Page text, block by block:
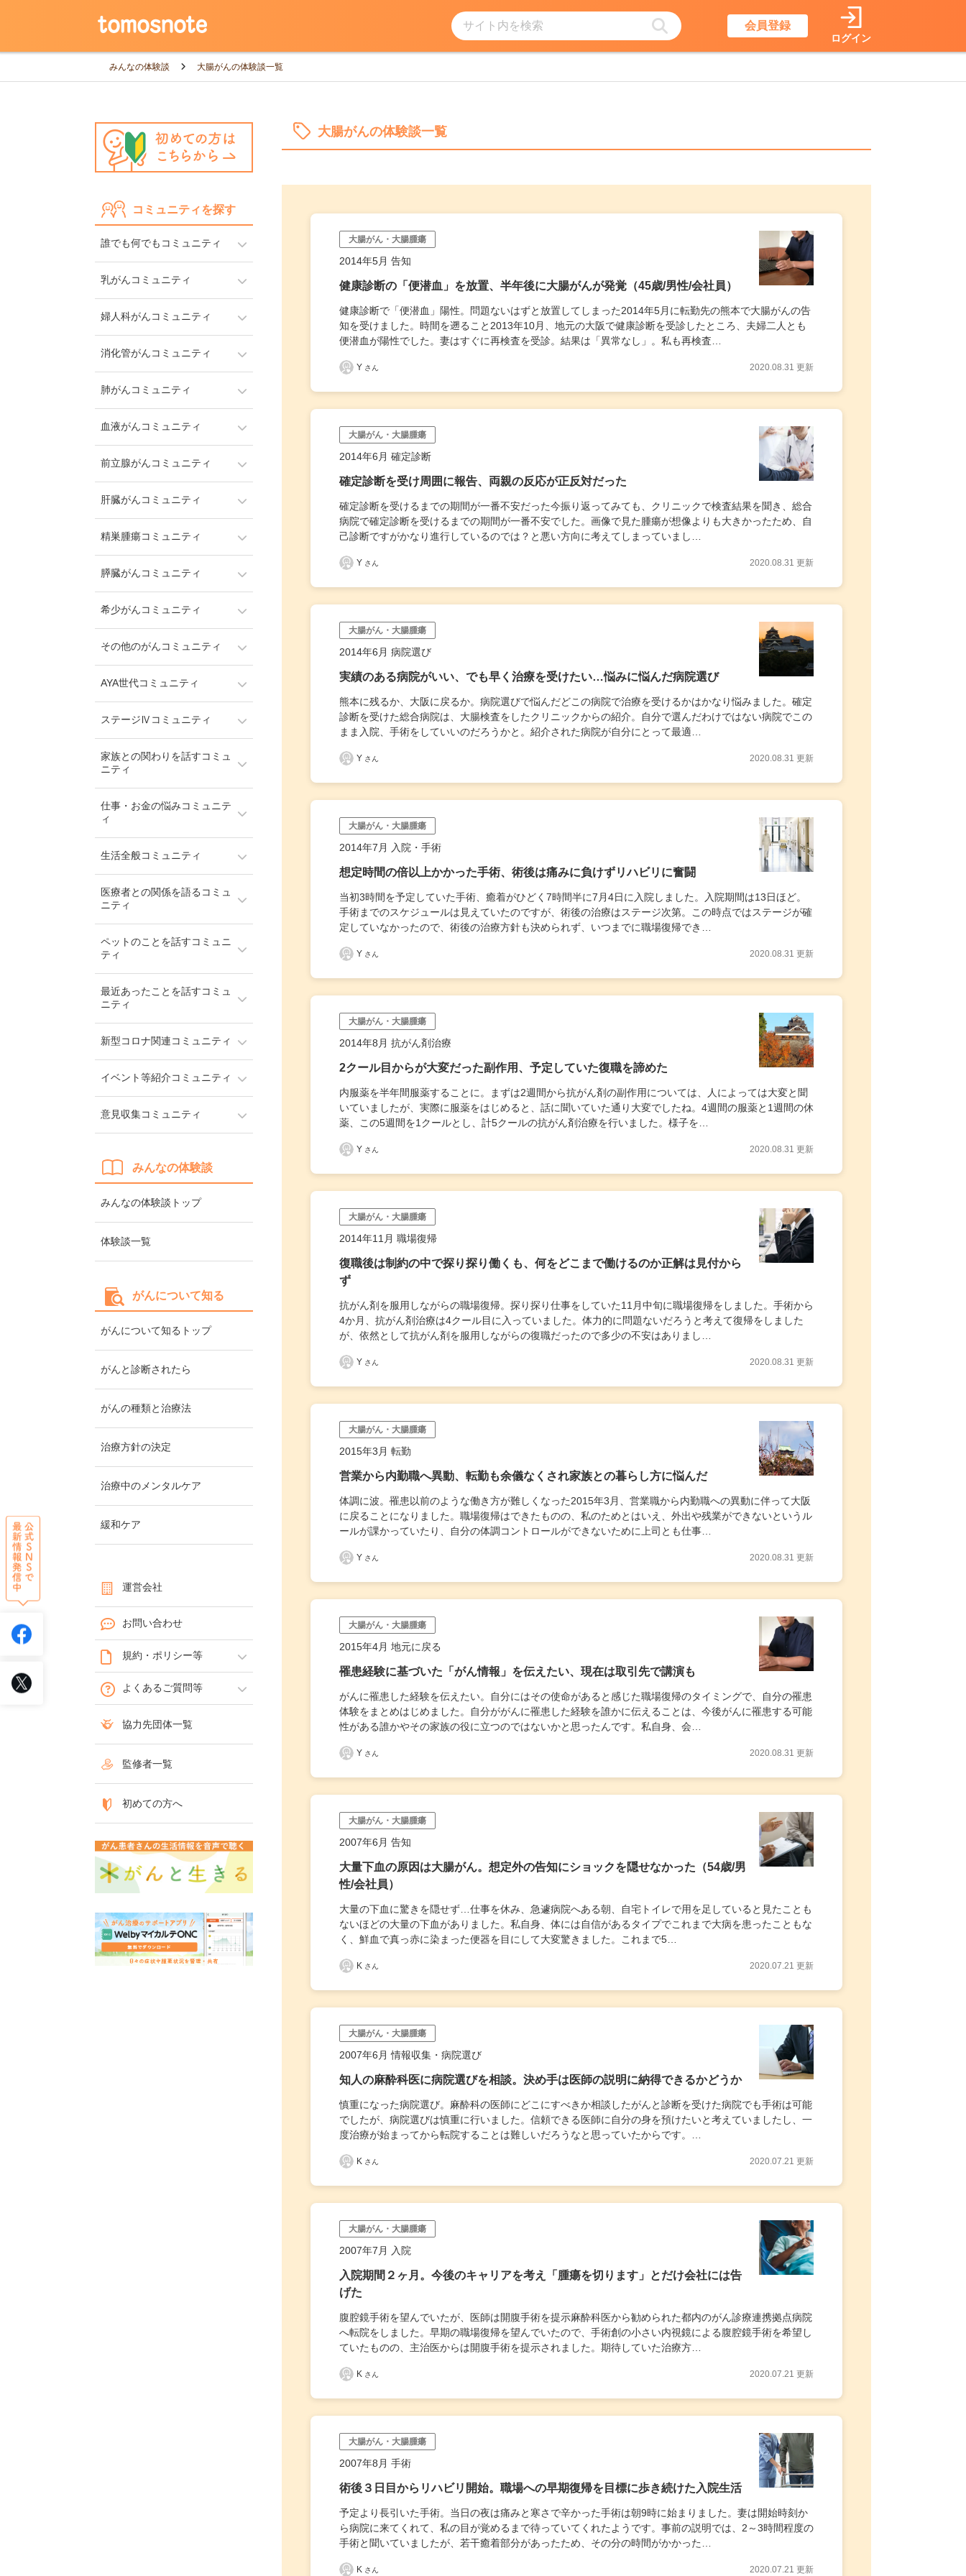
サイト内を検索 会員登録
ログイン
みんなの体験談 大腸がんの体験談一覧
コミュニティを探す
誰でも何でもコミュニティ
乳がんコミュニティ
婦人科がんコミュニティ
消化管がんコミュニティ
肺がんコミュニティ
血液がんコミュニティ
前立腺がんコミュニティ
肝臓がんコミュニティ
精巣腫瘍コミュニティ
膵臓がんコミュニティ
希少がんコミュニティ
その他のがんコミュニティ
AYA世代コミュニティ
ステージⅣコミュニティ
家族との関わりを話すコミュ
ニティ
仕事・お金の悩みコミュニテ
ィ
生活全般コミュニティ
医療者との関係を語るコミュ
ニティ
ペットのことを話すコミュニ
ティ
最近あったことを話すコミュ
ニティ
新型コロナ関連コミュニティ
イベント等紹介コミュニティ
意見収集コミュニティ
みんなの体験談
みんなの体験談トップ
体験談一覧
がんについて知る
がんについて知るトップ
がんと診断されたら
がんの種類と治療法
治療方針の決定
治療中のメンタルケア
緩和ケア
運営会社
お問い合わせ
規約・ポリシー等
よくあるご質問等
協力先団体一覧
監修者一覧
初めての方へ
大腸がんの体験談一覧
大腸がん・大腸腫瘍
2014年5月 告知
健康診断の「便潜血」を放置、半年後に大腸がんが発覚（45歳/男性/会社員）
健康診断で「便潜血」陽性。問題ないはずと放置してしまった2014年5月に転勤先の熊本で大腸がんの告
知を受けました。時間を遡ること2013年10月、地元の大阪で健康診断を受診したところ、夫婦二人とも
便潜血が陽性でした。妻はすぐに再検査を受診。結果は「異常なし」。私も再検査…
Y さん 2020.08.31 更新
大腸がん・大腸腫瘍
2014年6月 確定診断
確定診断を受け周囲に報告、両親の反応が正反対だった
確定診断を受けるまでの期間が一番不安だった今振り返ってみても、クリニックで検査結果を聞き、総合
病院で確定診断を受けるまでの期間が一番不安でした。画像で見た腫瘍が想像よりも大きかったため、自
己診断ですがかなり進行しているのでは？と悪い方向に考えてしまっていまし…
Y さん 2020.08.31 更新
大腸がん・大腸腫瘍
2014年6月 病院選び
実績のある病院がいい、でも早く治療を受けたい…悩みに悩んだ病院選び
熊本に残るか、大阪に戻るか。病院選びで悩んだどこの病院で治療を受けるかはかなり悩みました。確定
診断を受けた総合病院は、大腸検査をしたクリニックからの紹介。自分で選んだわけではない病院でこの
まま入院、手術をしていいのだろうかと。紹介された病院が自分にとって最適…
Y さん 2020.08.31 更新
大腸がん・大腸腫瘍
2014年7月 入院・手術
想定時間の倍以上かかった手術、術後は痛みに負けずリハビリに奮闘
当初3時間を予定していた手術、癒着がひどく7時間半に7月4日に入院しました。入院期間は13日ほど。
手術までのスケジュールは見えていたのですが、術後の治療はステージ次第。この時点ではステージが確
定していなかったので、術後の治療方針も決められず、いつまでに職場復帰でき…
Y さん 2020.08.31 更新
大腸がん・大腸腫瘍
2014年8月 抗がん剤治療
2クール目からが大変だった副作用、予定していた復職を諦めた
内服薬を半年間服薬することに。まずは2週間から抗がん剤の副作用については、人によっては大変と聞
いていましたが、実際に服薬をはじめると、話に聞いていた通り大変でしたね。4週間の服薬と1週間の休
薬、この5週間を1クールとし、計5クールの抗がん剤治療を行いました。様子を…
Y さん 2020.08.31 更新
大腸がん・大腸腫瘍
2014年11月 職場復帰
復職後は制約の中で探り探り働くも、何をどこまで働けるのか正解は見付から
ず
抗がん剤を服用しながらの職場復帰。探り探り仕事をしていた11月中旬に職場復帰をしました。手術から
4か月、抗がん剤治療は4クール目に入っていました。体力的に問題ないだろうと考えて復帰をしました
が、依然として抗がん剤を服用しながらの復職だったので多少の不安はありまし…
Y さん 2020.08.31 更新
大腸がん・大腸腫瘍
2015年3月 転勤
営業から内勤職へ異動、転勤も余儀なくされ家族との暮らし方に悩んだ
体調に波。罹患以前のような働き方が難しくなった2015年3月、営業職から内勤職への異動に伴って大阪
に戻ることになりました。職場復帰はできたものの、私のためとはいえ、外出や残業ができないというル
ールが課かっていたり、自分の体調コントロールができないために上司とも仕事…
Y さん 2020.08.31 更新
大腸がん・大腸腫瘍
2015年4月 地元に戻る
罹患経験に基づいた「がん情報」を伝えたい、現在は取引先で講演も
がんに罹患した経験を伝えたい。自分にはその使命があると感じた職場復帰のタイミングで、自分の罹患
体験をまとめはじめました。自分ががんに罹患した経験を誰かに伝えることは、今後がんに罹患する可能
性がある誰かやその家族の役に立つのではないかと思ったんです。私自身、会…
Y さん 2020.08.31 更新
大腸がん・大腸腫瘍
2007年6月 告知
大量下血の原因は大腸がん。想定外の告知にショックを隠せなかった（54歳/男
性/会社員）
大量の下血に驚きを隠せず…仕事を休み、急遽病院へある朝、自宅トイレで用を足していると見たことも
ないほどの大量の下血がありました。私自身、体には自信があるタイプでこれまで大病を患ったこともな
く、鮮血で真っ赤に染まった便器を目にして大変驚きました。これまで5…
K さん 2020.07.21 更新
大腸がん・大腸腫瘍
2007年6月 情報収集・病院選び
知人の麻酔科医に病院選びを相談。決め手は医師の説明に納得できるかどうか
慎重になった病院選び。麻酔科の医師にどこにすべきか相談したがんと診断を受けた病院でも手術は可能
でしたが、病院選びは慎重に行いました。信頼できる医師に自分の身を預けたいと考えていましたし、一
度治療が始まってから転院することは難しいだろうなと思っていたからです。…
K さん 2020.07.21 更新
大腸がん・大腸腫瘍
2007年7月 入院
入院期間２ヶ月。今後のキャリアを考え「腫瘍を切ります」とだけ会社には告
げた
腹腔鏡手術を望んでいたが、医師は開腹手術を提示麻酔科医から勧められた都内のがん診療連携拠点病院
へ転院をしました。早期の職場復帰を望んでいたので、手術創の小さい内視鏡による腹腔鏡手術を希望し
ていたものの、主治医からは開腹手術を提示されました。期待していた治療方…
K さん 2020.07.21 更新
大腸がん・大腸腫瘍
2007年8月 手術
術後３日目からリハビリ開始。職場への早期復帰を目標に歩き続けた入院生活
予定より長引いた手術。当日の夜は痛みと寒さで辛かった手術は朝9時に始まりました。妻は開始時刻か
ら病院に来てくれて、私の目が覚めるまで待っていてくれたようです。事前の説明では、2～3時間程度の
手術と聞いていましたが、若干癒着部分があったため、その分の時間がかかった…
K さん 2020.07.21 更新